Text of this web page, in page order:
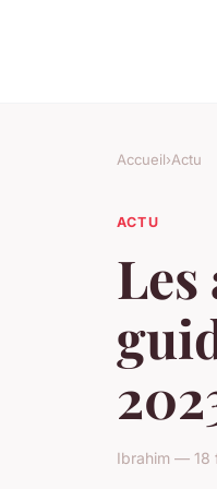
Accueil›Actu
ACTU
Les
Ibrahim — 18